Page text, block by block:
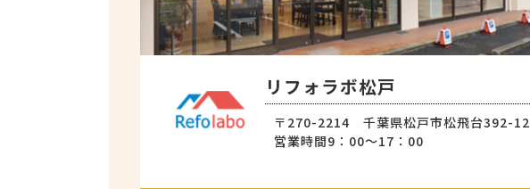
リフォラボ松戸
〒270-2214 千葉県松戸市松飛台392-12
営業時間9：00～17：00